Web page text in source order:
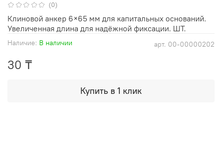
(0)
арт. 00-00000202
Наличие: В наличии
30 ₸
Купить в 1 клик
Клиновой анкер 6×65 мм для капитальных оснований.
Увеличенная длина для надёжной фиксации. ШТ.